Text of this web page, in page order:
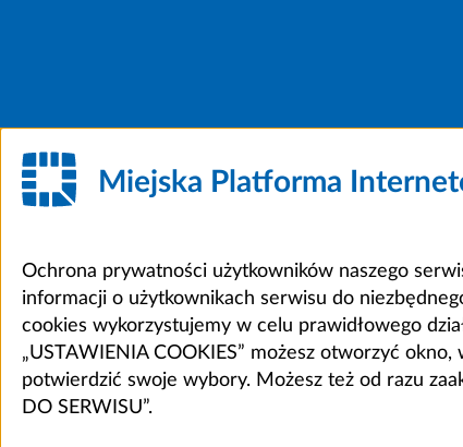
Miejska Platforma
Ochrona prywatności użytkowników naszego
informacji o użytkownikach serwisu do
cookies wykorzystujemy w celu prawidłowego
„USTAWIENIA COOKIES” możesz otworzyć
potwierdzić swoje wybory. Możesz też od razu
DO SERWISU”.